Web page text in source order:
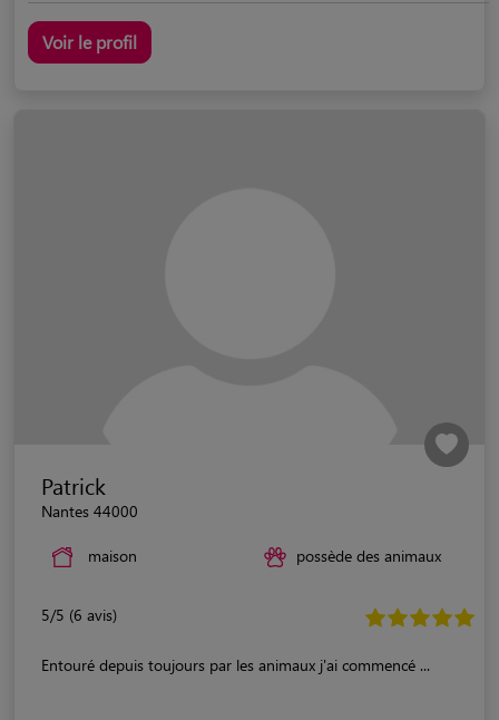
Voir le profil
Patrick
Nantes 44000
maison possède des animaux
5/5 (6 avis)
Entouré depuis toujours par les animaux j'ai commencé ...